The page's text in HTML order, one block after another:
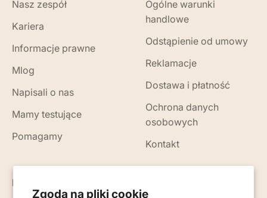
Zgoda na pliki cookie
Nasz zespół
Kariera
Informacje prawne
Mlog
Napisali o nas
Mamy testujące
Pomagamy
Ogólne warunki
handlowe
Odstąpienie od umowy
Reklamacje
Dostawa i płatność
Ochrona danych
osobowych
Kontakt
Nowości, porady i wskazówki na Twój e-mail